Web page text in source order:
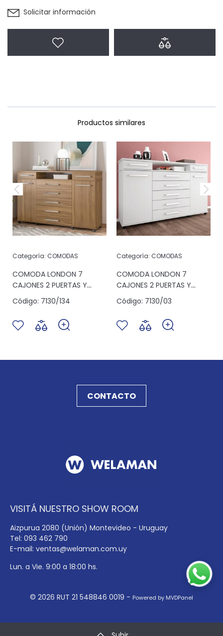
Solicitar información
Productos similares
Categoría: COMODAS
COMODA LONDON 7
CAJONES 2 PUERTAS Y
ESPACIO ALMENDRA
Código: 7130/134
Categoría: COMODAS
COMODA LONDON 7
CAJONES 2 PUERTAS Y
ESPACIO BLANCO
Código: 7130/03
CONTACTO
VISITÁ NUESTRO SHOW ROOM
Aizpurua 2080 (Unión) Montevideo - Uruguay
Tel: 093 462 790
E-mail: ventas@welaman.com.uy
Lun. a Vie. 9:00 a 18:00 hs.
© 2026 RUT 21 548846 0019 - Powered by MVDPanel